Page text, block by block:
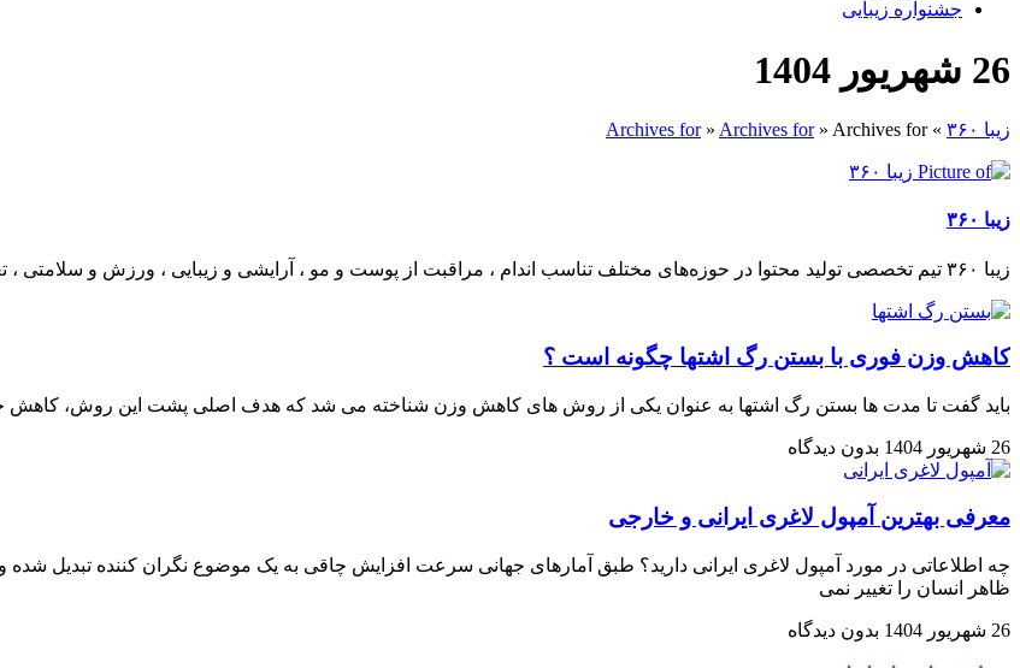
جشنواره زیبایی
26 شهریور 1404
زیبا ۳۶۰ »
Archives for» Archives for» Archives for
زیبا ۳۶۰
زیبا ۳۶۰ تیم تخصصی تولید محتوا در حوزه‌های مختلف تناسب اندام ، مراقبت از پوست و مو ، آرایشی و زیبایی ، ورزش و سلامتی ، تغذیه سالم و غذاهای رژیمی است
کاهش وزن فوری با بستن رگ اشتها چگونه است ؟
باید گفت تا مدت ها بستن رگ اشتها به عنوان یکی از روش های کاهش وزن شناخته می شد که هدف اصلی پشت این روش، کاهش
26 شهریور 1404 بدون دیدگاه
معرفی بهترین آمپول لاغری ایرانی و خارجی
چه اطلاعاتی در مورد آمپول لاغری ایرانی دارید؟ طبق آمارهای جهانی سرعت افزایش چاقی به یک موضوع نگران کننده
ظاهر انسان را تغییر نمی
26 شهریور 1404 بدون دیدگاه